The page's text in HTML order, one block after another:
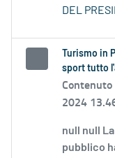
DEL
Turismo in
sport tutto
2024
null null
pubblico